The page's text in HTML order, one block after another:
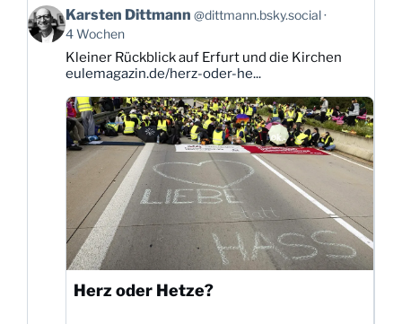
Beitrag
von
Karsten
Dittmann
Bluesky
ansehen
Karsten Dittmann @dittmann.bsky.social
4 Wochen
Kleiner Rückblick auf Erfurt und die Kirchen
eulemagazin.de/herz-oder-he...
Herz oder Hetze?